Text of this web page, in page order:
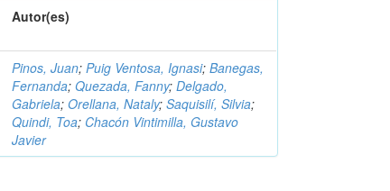
Autor(es)
Pinos, Juan;Puig Ventosa, Ignasi;Banegas,
Fernanda;Quezada, Fanny;Delgado,
Gabriela;Orellana, Nataly;Saquisilí, Silvia;
Quindi, Toa; Chacón Vintimilla, Gustavo
Javier